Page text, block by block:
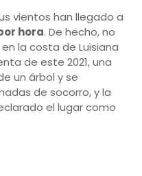
vientos han llegado a
hora. De hecho, no
la costa de Luisiana
de este 2021, una
un árbol y se
de socorro, y la
el lugar como